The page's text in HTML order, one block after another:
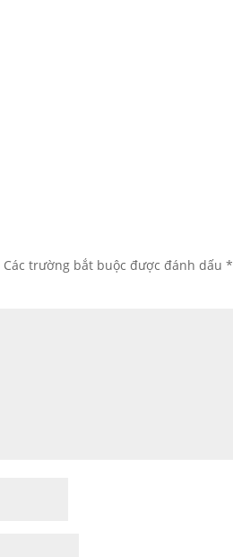
Các trường bắt buộc được đánh dấu*